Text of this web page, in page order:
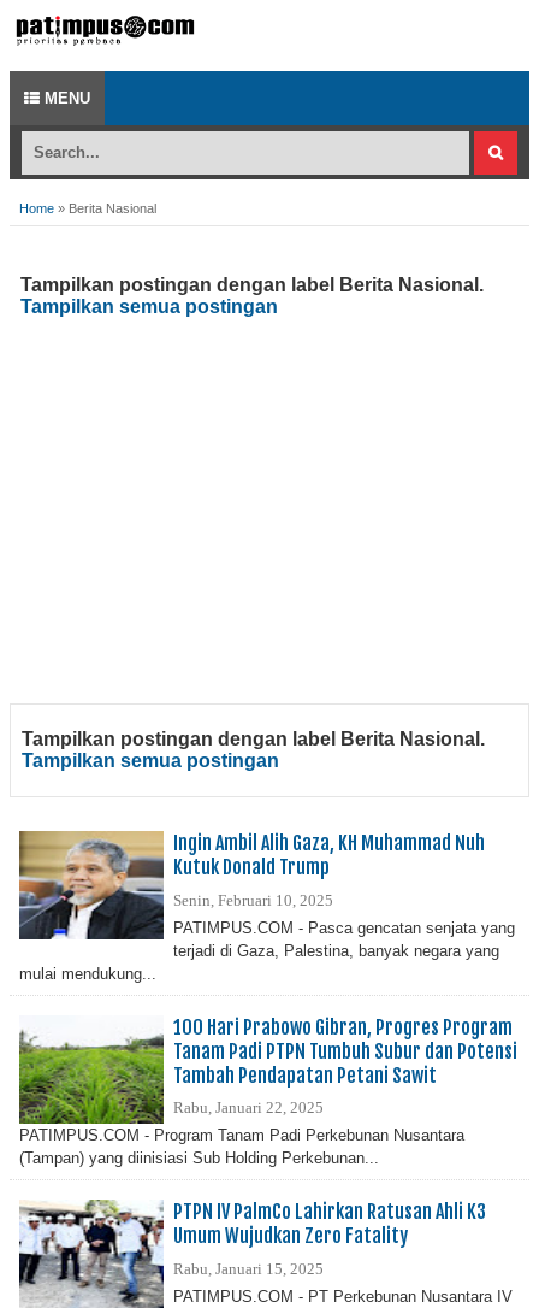
MENU
Home » Berita Nasional
Tampilkan postingan dengan label Berita Nasional .
Tampilkan semua postingan
Tampilkan postingan dengan label Berita Nasional .
Tampilkan semua postingan
Ingin Ambil Alih Gaza, KH Muhammad Nuh
Kutuk Donald Trump
Senin, Februari 10, 2025
PATIMPUS.COM - Pasca gencatan senjata yang
terjadi di Gaza, Palestina, banyak negara yang
mulai mendukung...
100 Hari Prabowo Gibran, Progres Program
Tanam Padi PTPN Tumbuh Subur dan Potensi
Tambah Pendapatan Petani Sawit
Rabu, Januari 22, 2025
PATIMPUS.COM - Program Tanam Padi Perkebunan Nusantara
(Tampan) yang diinisiasi Sub Holding Perkebunan...
PTPN IV PalmCo Lahirkan Ratusan Ahli K3
Umum Wujudkan Zero Fatality
Rabu, Januari 15, 2025
PATIMPUS.COM - PT Perkebunan Nusantara IV